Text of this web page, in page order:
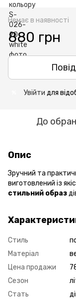
Немає в наявності
880 грн
Увійти для
До
Опис
Зручний та
виготовлений із
стильний образ
Стиль
Матеріал
Цена продажи
Сезон
Стать